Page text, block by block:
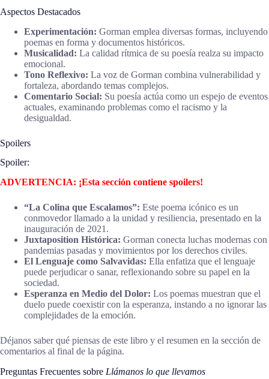
Aspectos Destacados
Experimentación: Gorman emplea diversas formas, incluyendo
poemas en forma y documentos históricos.
Musicalidad: La calidad rítmica de su poesía realza su impacto
emocional.
Tono Reflexivo: La voz de Gorman combina vulnerabilidad y
fortaleza, abordando temas complejos.
Comentario Social: Su poesía actúa como un espejo de eventos
actuales, examinando problemas como el racismo y la
desigualdad.
Spoilers
Spoiler:
ADVERTENCIA: ¡Esta sección contiene spoilers!
“La Colina que Escalamos”: Este poema icónico es un
conmovedor llamado a la unidad y resiliencia, presentado en la
inauguración de 2021.
Juxtaposition Histórica: Gorman conecta luchas modernas con
pandemias pasadas y movimientos por los derechos civiles.
El Lenguaje como Salvavidas: Ella enfatiza que el lenguaje
puede perjudicar o sanar, reflexionando sobre su papel en la
sociedad.
Esperanza en Medio del Dolor: Los poemas muestran que el
duelo puede coexistir con la esperanza, instando a no ignorar las
complejidades de la emoción.
Déjanos saber qué piensas de este libro y el resumen en la sección de
comentarios al final de la página.
Preguntas Frecuentes sobre Llámanos lo que llevamos